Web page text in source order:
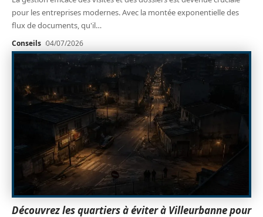
pour les entreprises modernes. Avec la montée exponentielle des
flux de documents, qu'il…
Conseils 04/07/2026
Découvrez les quartiers à éviter à Villeurbanne pour